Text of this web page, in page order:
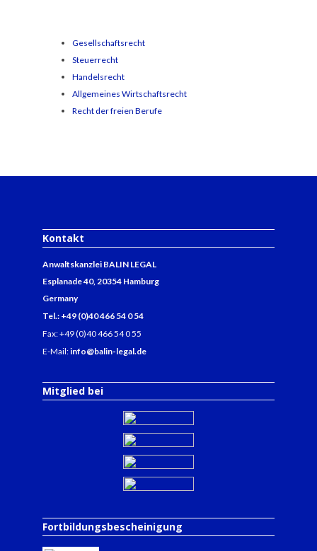
Gesellschaftsrecht
Steuerrecht
Handelsrecht
Allgemeines Wirtschaftsrecht
Recht der freien Berufe
Kontakt
Anwaltskanzlei BALIN LEGAL
Esplanade 40, 20354 Hamburg
Germany
Tel.: +49 (0)40 466 54 0 54
Fax: +49 (0)40 466 54 0 55
E-Mail:info@balin-legal.de
Mitglied bei
Fortbildungsbescheinigung